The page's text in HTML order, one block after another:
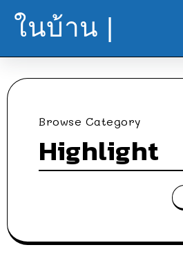
ในบ้าน |
Browse Category
Highlight